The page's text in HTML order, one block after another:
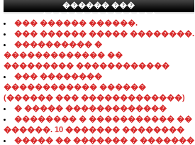
������ ���
���������������
��� ������ ������.
��� ������ ����� ��������.
���������� �
������������� ��
��������� ������������
��� ��������
������������ ������
(������ ��� �������������)
� ����� �������������
�������� � ����������� ��
������. 10 ������� ��������
����� �� ������� � �������